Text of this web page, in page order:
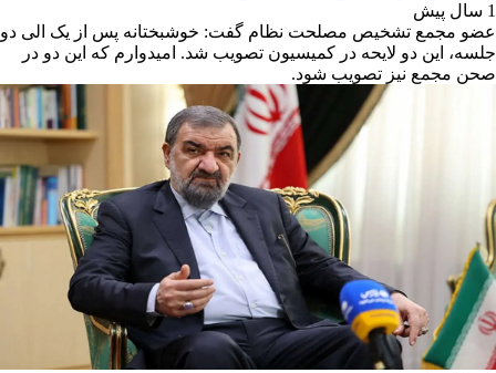
1 سال پیش
عضو مجمع تشخیص مصلحت نظام گفت: خوشبختانه پس از یک الی دو
جلسه، این دو لایحه در کمیسیون تصویب شد. امیدوارم که این دو در
صحن مجمع نیز تصویب شود.